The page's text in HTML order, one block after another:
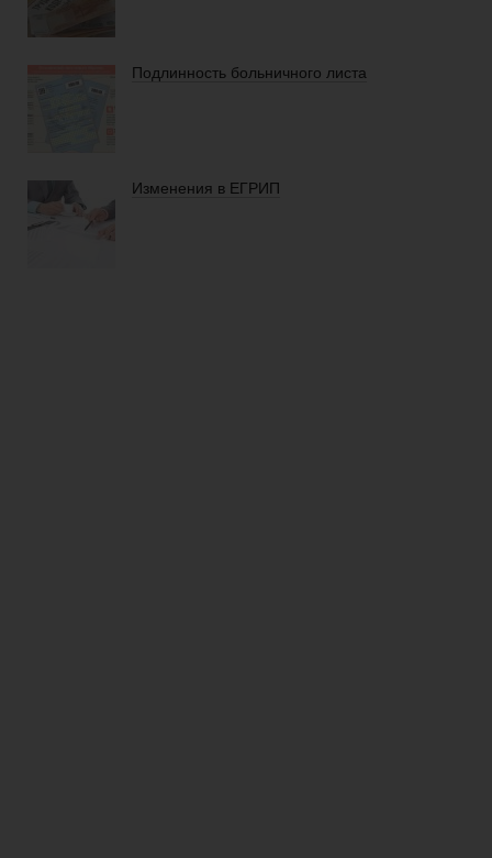
Подлинность больничного листа
Изменения в ЕГРИП